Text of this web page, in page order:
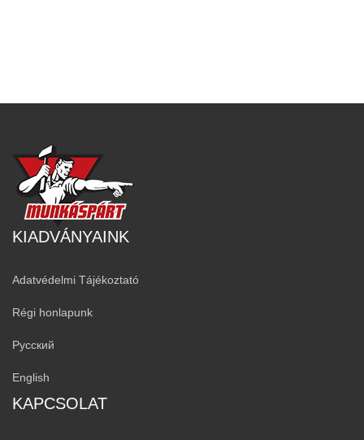
KIADVÁNYAINK
Adatvédelmi Tájékoztató
Régi honlapunk
Русский
English
KAPCSOLAT